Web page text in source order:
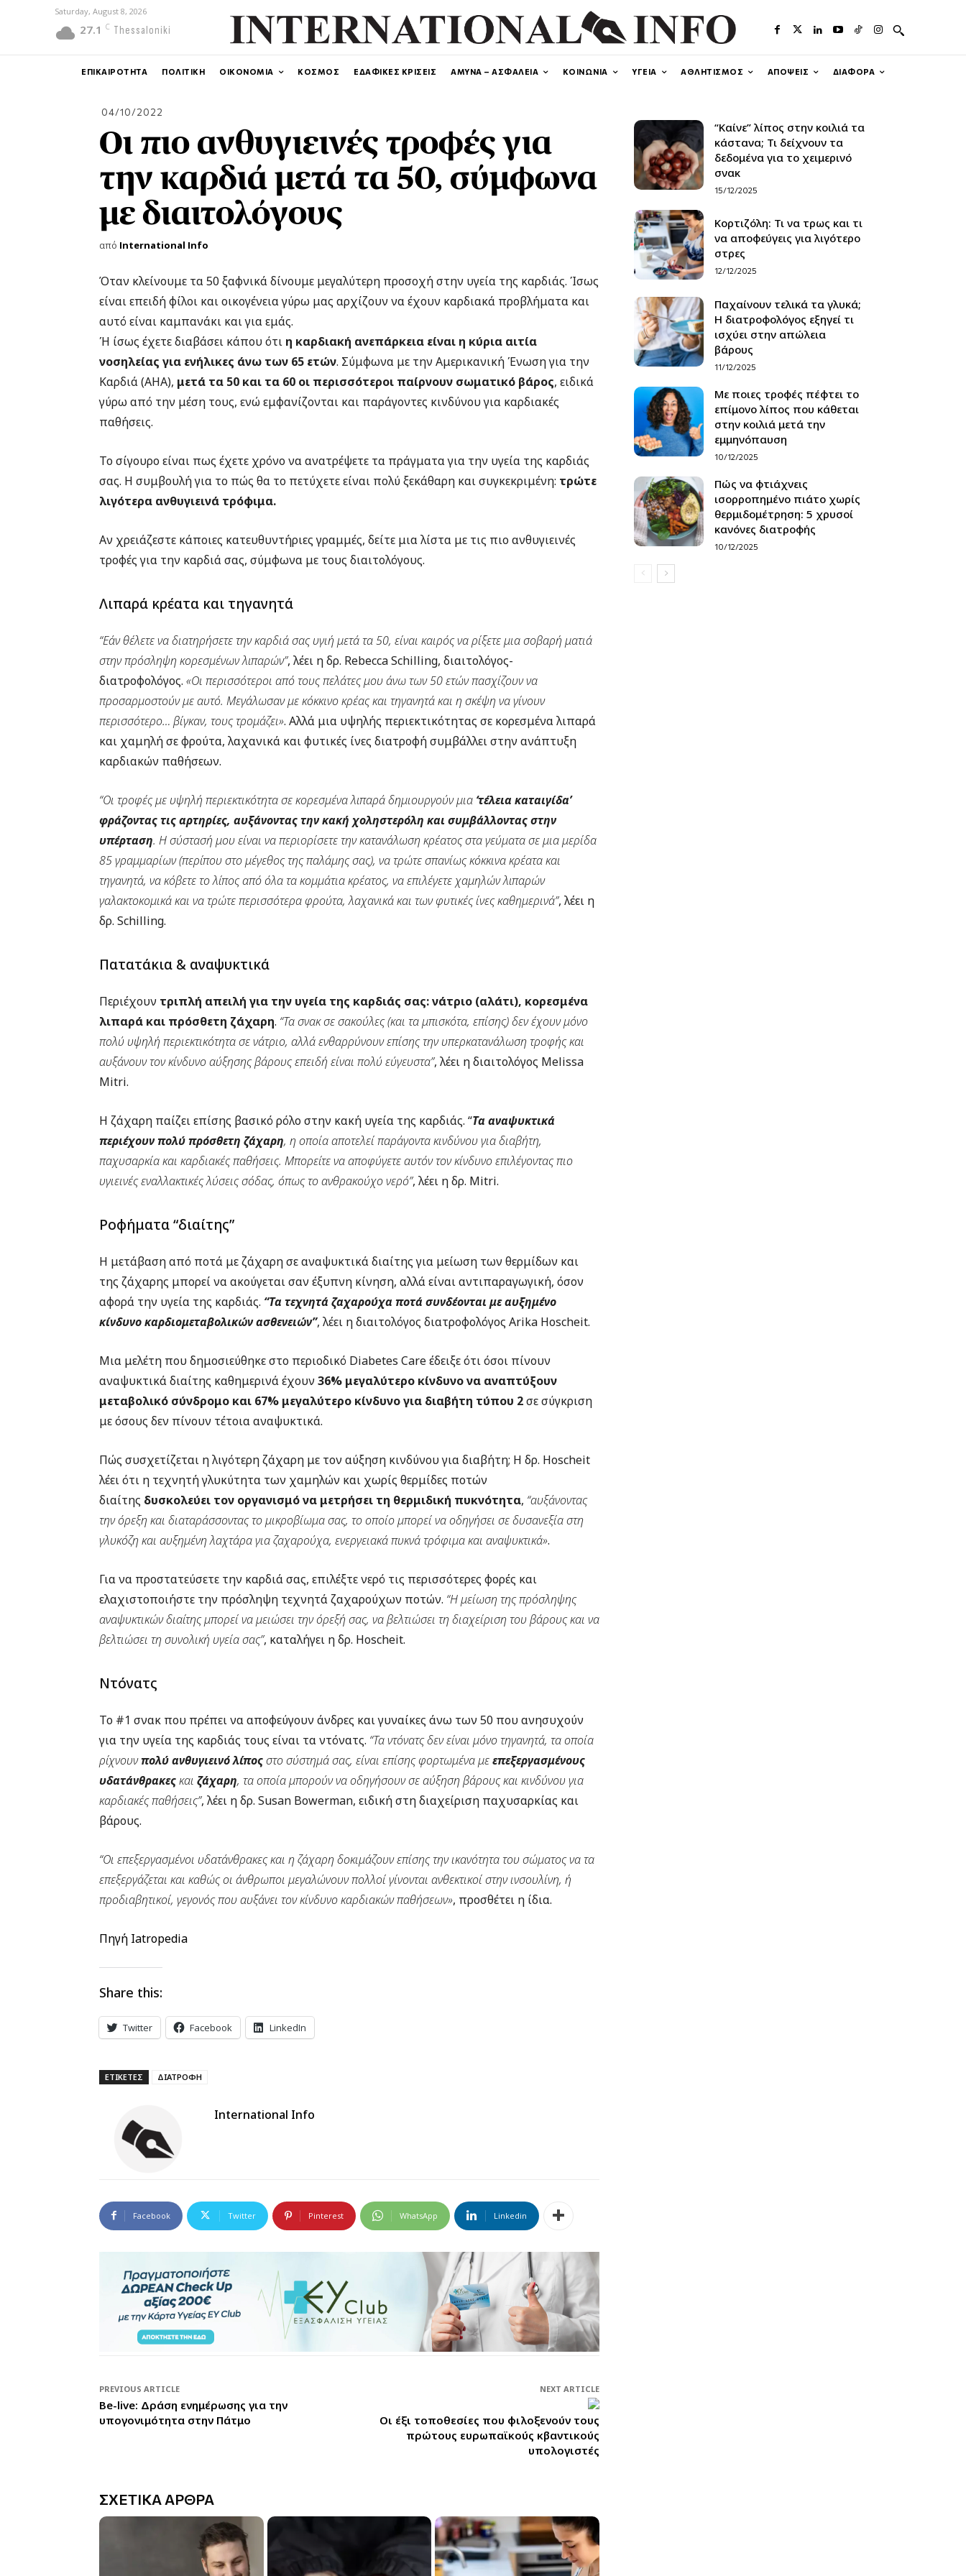
Saturday, August 8, 2026
27.1 C Thessaloniki
ΕΠΙΚΑΙΡΟΤΗΤΑ ΠΟΛΙΤΙΚΗ ΟΙΚΟΝΟΜΙΑ ΚΟΣΜΟΣ ΕΔΑΦΙΚΕΣ ΚΡΙΣΕΙΣ ΑΜΥΝΑ – ΑΣΦΑΛΕΙΑ ΚΟΙΝΩΝΙΑ ΥΓΕΙΑ ΑΘΛΗΤΙΣΜΟΣ ΑΠΟΨΕΙΣ ΔΙΑΦΟΡΑ
04/10/2022
Οι πιο ανθυγιεινές τροφές για
την καρδιά μετά τα 50, σύμφωνα
με διαιτολόγους
από International Info
Όταν κλείνουμε τα 50 ξαφνικά δίνουμε μεγαλύτερη προσοχή στην υγεία της καρδιάς. Ίσως
είναι επειδή φίλοι και οικογένεια γύρω μας αρχίζουν να έχουν καρδιακά προβλήματα και
αυτό είναι καμπανάκι και για εμάς.
Ή ίσως έχετε διαβάσει κάπου ότι η καρδιακή ανεπάρκεια είναι η κύρια αιτία
νοσηλείας για ενήλικες άνω των 65 ετών. Σύμφωνα με την Αμερικανική Ένωση για την
Καρδιά (AHA), μετά τα 50 και τα 60 οι περισσότεροι παίρνουν σωματικό βάρος, ειδικά
γύρω από την μέση τους, ενώ εμφανίζονται και παράγοντες κινδύνου για καρδιακές
παθήσεις.
Το σίγουρο είναι πως έχετε χρόνο να ανατρέψετε τα πράγματα για την υγεία της καρδιάς
σας. Η συμβουλή για το πώς θα το πετύχετε είναι πολύ ξεκάθαρη και συγκεκριμένη: τρώτε
λιγότερα ανθυγιεινά τρόφιμα.
Αν χρειάζεστε κάποιες κατευθυντήριες γραμμές, δείτε μια λίστα με τις πιο ανθυγιεινές
τροφές για την καρδιά σας, σύμφωνα με τους διαιτολόγους.
Λιπαρά κρέατα και τηγανητά
“Εάν θέλετε να διατηρήσετε την καρδιά σας υγιή μετά τα 50, είναι καιρός να ρίξετε μια σοβαρή ματιά
στην πρόσληψη κορεσμένων λιπαρών”, λέει η δρ. Rebecca Schilling, διαιτολόγος-
διατροφολόγος. «Οι περισσότεροι από τους πελάτες μου άνω των 50 ετών πασχίζουν να
προσαρμοστούν με αυτό. Μεγάλωσαν με κόκκινο κρέας και τηγανητά και η σκέψη να γίνουν
περισσότερο… βίγκαν, τους τρομάζει». Αλλά μια υψηλής περιεκτικότητας σε κορεσμένα λιπαρά
και χαμηλή σε φρούτα, λαχανικά και φυτικές ίνες διατροφή συμβάλλει στην ανάπτυξη
καρδιακών παθήσεων.
“Οι τροφές με υψηλή περιεκτικότητα σε κορεσμένα λιπαρά δημιουργούν μια ‘τέλεια καταιγίδα’
φράζοντας τις αρτηρίες, αυξάνοντας την κακή χοληστερόλη και συμβάλλοντας στην
υπέρταση. Η σύστασή μου είναι να περιορίσετε την κατανάλωση κρέατος στα γεύματα σε μια μερίδα
85 γραμμαρίων (περίπου στο μέγεθος της παλάμης σας), να τρώτε σπανίως κόκκινα κρέατα και
τηγανητά, να κόβετε το λίπος από όλα τα κομμάτια κρέατος, να επιλέγετε χαμηλών λιπαρών
γαλακτοκομικά και να τρώτε περισσότερα φρούτα, λαχανικά και των φυτικές ίνες καθημερινά”, λέει η
δρ. Schilling.
Πατατάκια & αναψυκτικά
Περιέχουν τριπλή απειλή για την υγεία της καρδιάς σας: νάτριο (αλάτι), κορεσμένα
λιπαρά και πρόσθετη ζάχαρη. “Τα σνακ σε σακούλες (και τα μπισκότα, επίσης) δεν έχουν μόνο
πολύ υψηλή περιεκτικότητα σε νάτριο, αλλά ενθαρρύνουν επίσης την υπερκατανάλωση τροφής και
αυξάνουν τον κίνδυνο αύξησης βάρους επειδή είναι πολύ εύγευστα”, λέει η διαιτολόγος Melissa
Mitri.
Η ζάχαρη παίζει επίσης βασικό ρόλο στην κακή υγεία της καρδιάς. “Τα αναψυκτικά
περιέχουν πολύ πρόσθετη ζάχαρη, η οποία αποτελεί παράγοντα κινδύνου για διαβήτη,
παχυσαρκία και καρδιακές παθήσεις. Μπορείτε να αποφύγετε αυτόν τον κίνδυνο επιλέγοντας πιο
υγιεινές εναλλακτικές λύσεις σόδας, όπως το ανθρακούχο νερό”, λέει η δρ. Mitri.
Ροφήματα “διαίτης”
Η μετάβαση από ποτά με ζάχαρη σε αναψυκτικά διαίτης για μείωση των θερμίδων και
της ζάχαρης μπορεί να ακούγεται σαν έξυπνη κίνηση, αλλά είναι αντιπαραγωγική, όσον
αφορά την υγεία της καρδιάς. “Τα τεχνητά ζαχαρούχα ποτά συνδέονται με αυξημένο
κίνδυνο καρδιομεταβολικών ασθενειών”, λέει η διαιτολόγος διατροφολόγος Arika Hoscheit.
Μια μελέτη που δημοσιεύθηκε στο περιοδικό Diabetes Care έδειξε ότι όσοι πίνουν
αναψυκτικά διαίτης καθημερινά έχουν36% μεγαλύτερο κίνδυνο να αναπτύξουν
μεταβολικό σύνδρομο και 67% μεγαλύτερο κίνδυνο για διαβήτη τύπου 2σε σύγκριση
με όσους δεν πίνουν τέτοια αναψυκτικά.
Πώς συσχετίζεται η λιγότερη ζάχαρη με τον αύξηση κινδύνου για διαβήτη; Η δρ. Hoscheit
λέει ότι η τεχνητή γλυκύτητα των χαμηλών και χωρίς θερμίδες ποτών
διαίτης δυσκολεύει τον οργανισμό να μετρήσει τη θερμιδική πυκνότητα, “αυξάνοντας
την όρεξη και διαταράσσοντας το μικροβίωμα σας, το οποίο μπορεί να οδηγήσει σε δυσανεξία στη
γλυκόζη και αυξημένη λαχτάρα για ζαχαρούχα, ενεργειακά πυκνά τρόφιμα και αναψυκτικά».
Για να προστατεύσετε την καρδιά σας, επιλέξτε νερό τις περισσότερες φορές και
ελαχιστοποιήστε την πρόσληψη τεχνητά ζαχαρούχων ποτών. “Η μείωση της πρόσληψης
αναψυκτικών διαίτης μπορεί να μειώσει την όρεξή σας, να βελτιώσει τη διαχείριση του βάρους και να
βελτιώσει τη συνολική υγεία σας”, καταλήγει η δρ. Hoscheit.
Ντόνατς
Το #1 σνακ που πρέπει να αποφεύγουν άνδρες και γυναίκες άνω των 50 που ανησυχούν
για την υγεία της καρδιάς τους είναι τα ντόνατς. “Τα ντόνατς δεν είναι μόνο τηγανητά, τα οποία
ρίχνουνπολύ ανθυγιεινό λίποςστο σύστημά σας, είναι επίσης φορτωμένα μεεπεξεργασμένους
υδατάνθρακεςκαι ζάχαρη, τα οποία μπορούν να οδηγήσουν σε αύξηση βάρους και κινδύνου για
καρδιακές παθήσεις”, λέει η δρ. Susan Bowerman, ειδική στη διαχείριση παχυσαρκίας και
βάρους.
“Οι επεξεργασμένοι υδατάνθρακες και η ζάχαρη δοκιμάζουν επίσης την ικανότητα του σώματος να τα
επεξεργάζεται και καθώς οι άνθρωποι μεγαλώνουν πολλοί γίνονται ανθεκτικοί στην ινσουλίνη, ή
προδιαβητικοί, γεγονός που αυξάνει τον κίνδυνο καρδιακών παθήσεων», προσθέτει η ίδια.
Πηγή Iatropedia
Share this:
Twitter Facebook LinkedIn
ΕΤΙΚΕΤΕΣ ΔΙΑΤΡΟΦΗ
International Info
Facebook Twitter Pinterest WhatsApp Linkedin
PREVIOUS ARTICLE
Be-live: Δράση ενημέρωσης για την
υπογονιμότητα στην Πάτμο
NEXT ARTICLE
Οι έξι τοποθεσίες που φιλοξενούν τους
πρώτους ευρωπαϊκούς κβαντικούς
υπολογιστές
ΣΧΕΤΙΚΑ ΑΡΘΡΑ
“Καίνε” λίπος στην κοιλιά τα
κάστανα; Τι δείχνουν τα
δεδομένα για το χειμερινό
σνακ
15/12/2025
Κορτιζόλη: Τι να τρως και τι
να αποφεύγεις για λιγότερο
στρες
12/12/2025
Παχαίνουν τελικά τα γλυκά;
Η διατροφολόγος εξηγεί τι
ισχύει στην απώλεια
βάρους
11/12/2025
Με ποιες τροφές πέφτει το
επίμονο λίπος που κάθεται
στην κοιλιά μετά την
εμμηνόπαυση
10/12/2025
Πώς να φτιάχνεις
ισορροπημένο πιάτο χωρίς
θερμιδομέτρηση: 5 χρυσοί
κανόνες διατροφής
10/12/2025